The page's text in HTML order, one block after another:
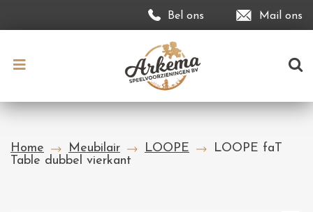
Bel ons Mail ons
Home Meubilair LOOPE
LOOPE faT
Table dubbel vierkant